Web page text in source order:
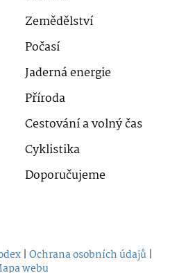
Zemědělství
Počasí
Jaderná energie
Příroda
Cestování a volný čas
Cyklistika
Doporučujeme
| Ochrana osobních údajů |
webu